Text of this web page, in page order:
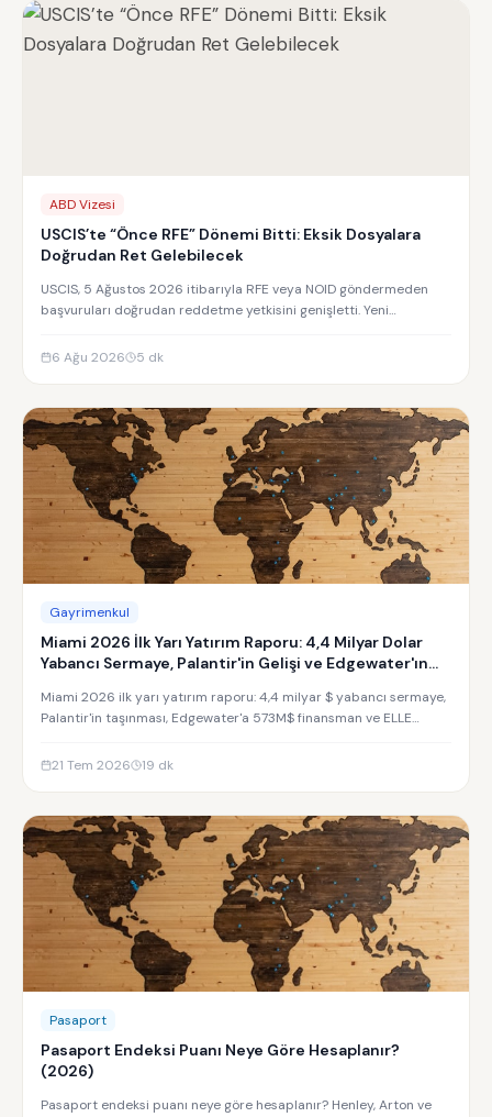
ABD Vizesi
USCIS’te “Önce RFE” Dönemi Bitti: Eksik Dosyalara
Doğrudan Ret Gelebilecek
USCIS, 5 Ağustos 2026 itibarıyla RFE veya NOID göndermeden
başvuruları doğrudan reddetme yetkisini genişletti. Yeni
6 Ağu 2026
5 dk
Gayrimenkul
Miami 2026 İlk Yarı Yatırım Raporu: 4,4 Milyar Dolar
Yabancı Sermaye, Palantir'in Gelişi ve Edgewater'ın
Miami 2026 ilk yarı yatırım raporu: 4,4 milyar $ yabancı sermaye,
Palantir'in taşınması, Edgewater'a 573M$ finansman ve ELLE
21 Tem 2026
19 dk
Pasaport
Pasaport Endeksi Puanı Neye Göre Hesaplanır?
(2026)
Pasaport endeksi puanı neye göre hesaplanır? Henley, Arton ve